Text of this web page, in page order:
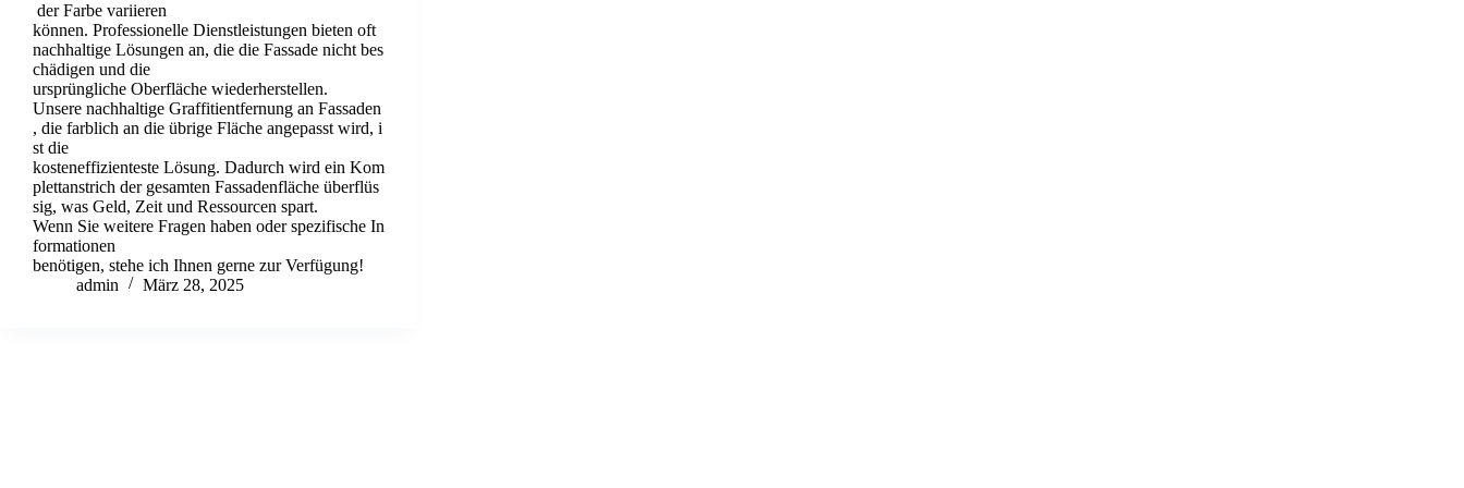
der Farbe variieren
können. Professionelle Dienstleistungen bieten oft
nachhaltige Lösungen an, die die Fassade nicht bes
chädigen und die
ursprüngliche Oberfläche wiederherstellen.
Unsere nachhaltige Graffitientfernung an Fassaden
, die farblich an die übrige Fläche angepasst wird, i
st die
kosteneffizienteste Lösung. Dadurch wird ein Kom
plettanstrich der gesamten Fassadenfläche überflüs
sig, was Geld, Zeit und Ressourcen spart.
Wenn Sie weitere Fragen haben oder spezifische In
formationen
benötigen, stehe ich Ihnen gerne zur Verfügung!
admin
März 28, 2025